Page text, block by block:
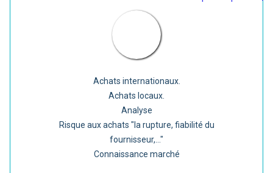
Achats internationaux.
Achats locaux.
Analyse
Risque aux achats "la rupture, fiabilité du
fournisseur,..."
Connaissance marché